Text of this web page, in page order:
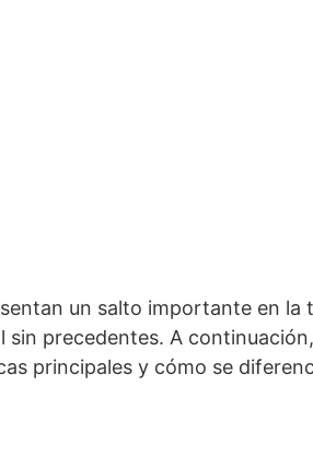
un salto importante en la
sin precedentes. A
principales y cómo se